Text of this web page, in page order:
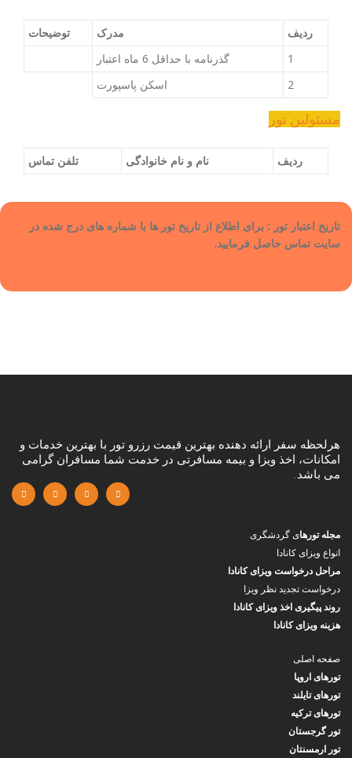
ردیف مدرک
توضیحات
1
گذرنامه با حداقل 6 ماه اعتبار
2
اسکن پاسپورت
مسئولین تور
ردیف نام و نام خانوادگی تلفن تماس
تاریخ اعتبار تور : برای اطلاع از تاریخ تور ها با شماره های درج شده در
سایت تماس حاصل فرمایید.
هرلحظه سفر ارائه دهنده بهترین قیمت رزرو تور با بهترین خدمات و
امکانات، اخذ ویزا و بیمه مسافرتی در خدمت شما مسافران گرامی
می باشد.
مجله تورهای گردشگری
انواع ویزای کانادا
مراحل درخواست ویزای کانادا
درخواست تجدید نظر ویزا
روند پیگیری اخذ ویزای کانادا
هزینه ویزای کانادا
صفحه اصلی
تورهای اروپا
تورهای تایلند
تورهای ترکیه
تور گرجستان
تور ارمسنتان